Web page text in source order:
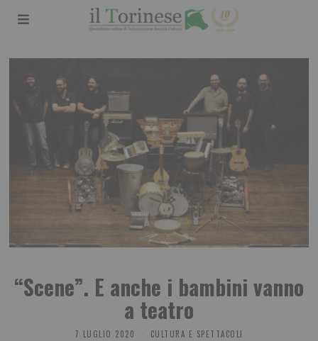
“Scene”. E anche i bambini vanno
a teatro
7 LUGLIO 2020 CULTURA E SPETTACOLI